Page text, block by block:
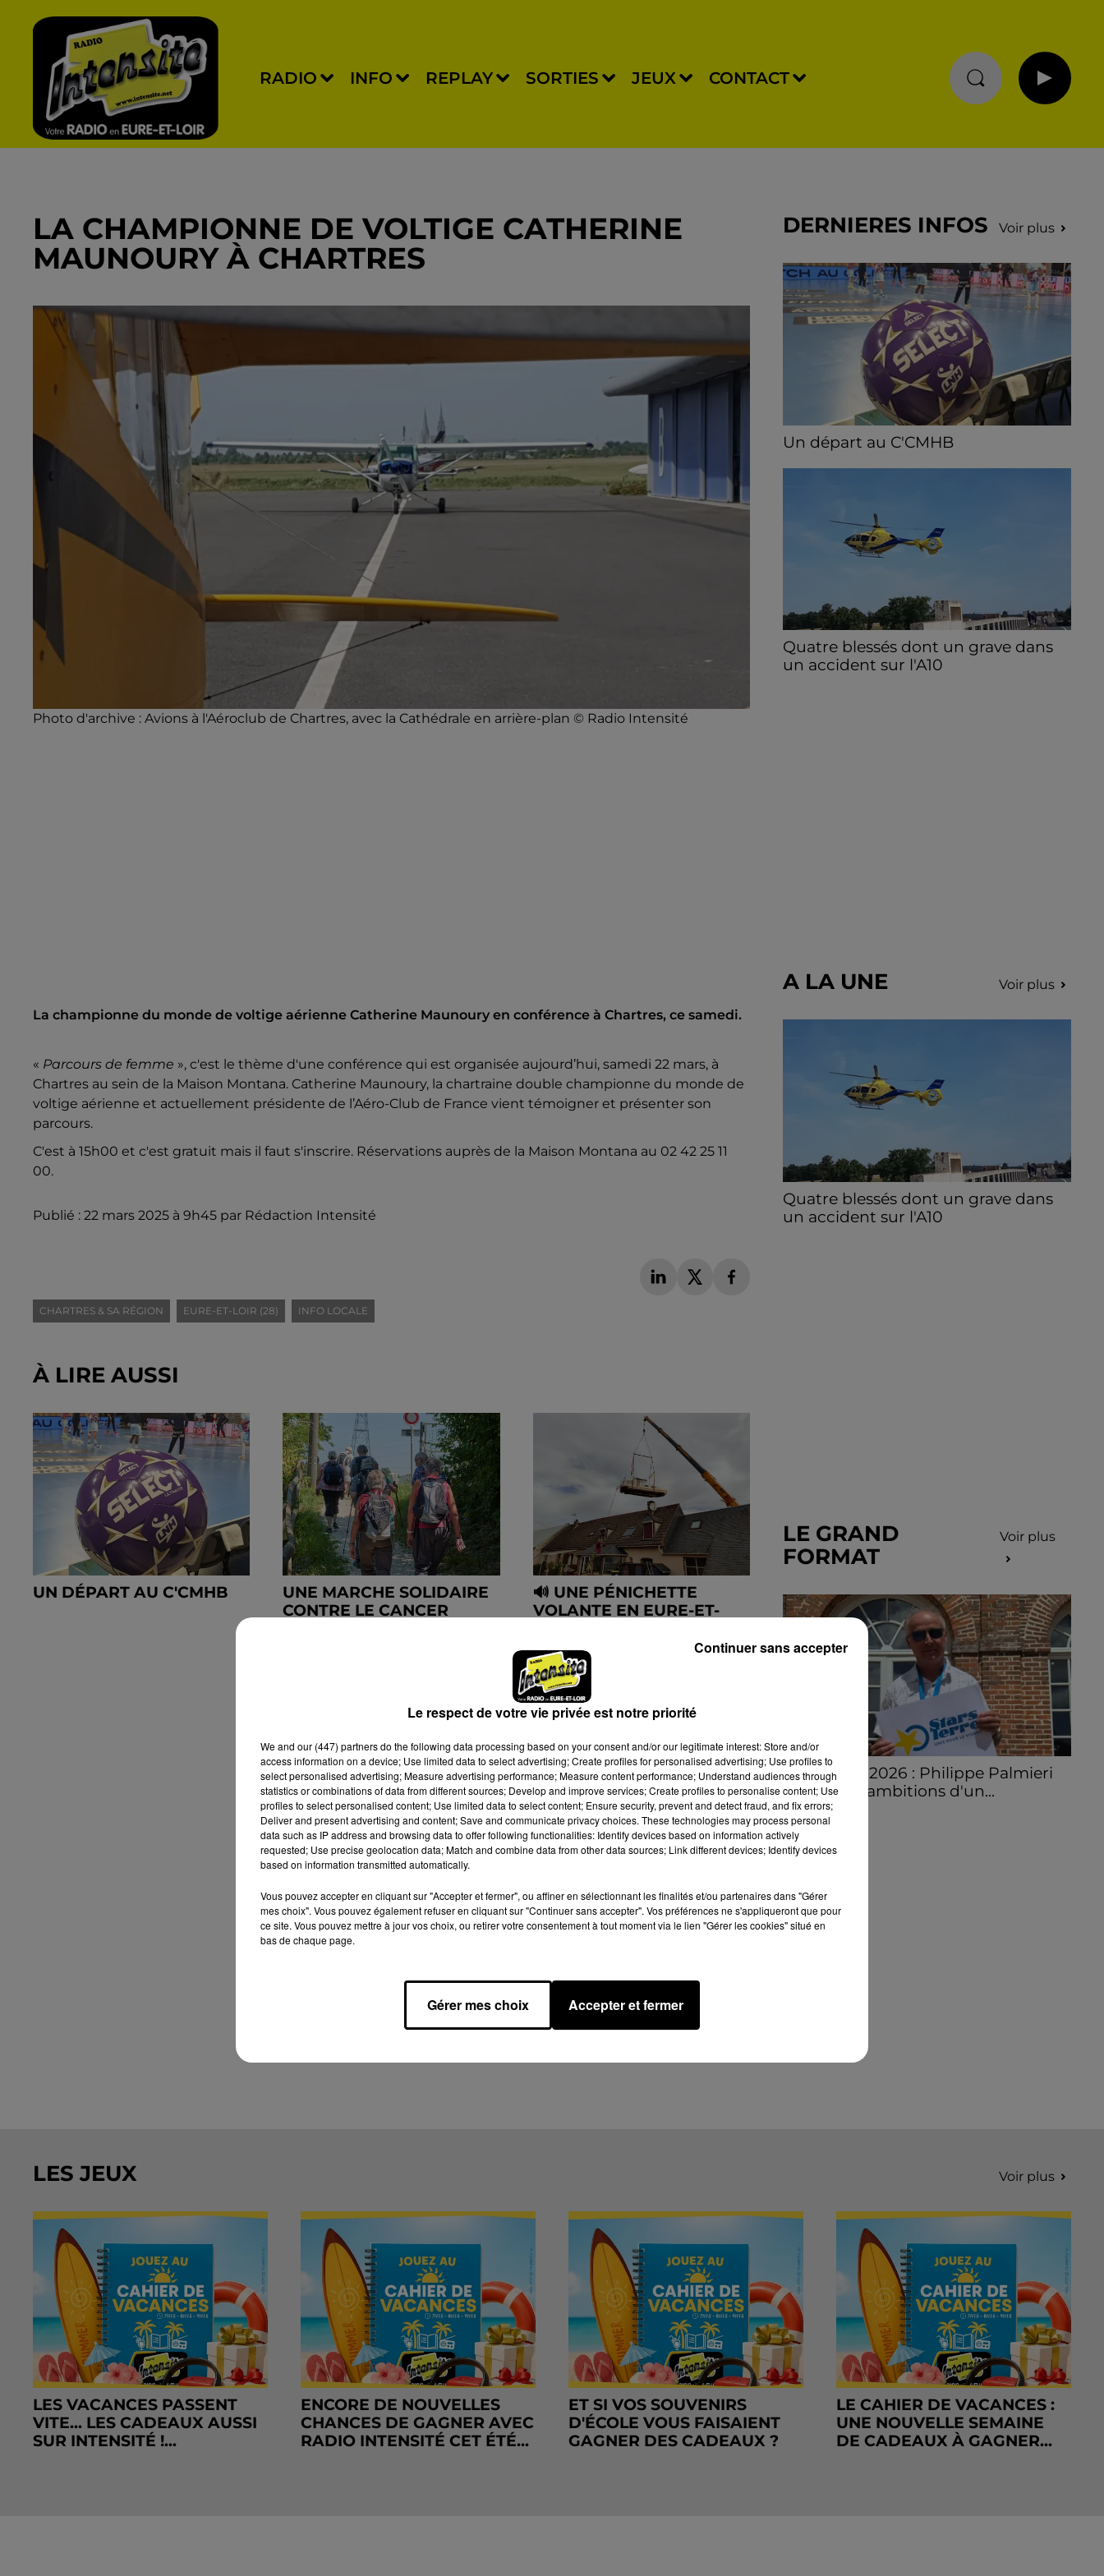
RADIO INFO REPLAY SORTIES JEUX CONTACT
LA CHAMPIONNE DE VOLTIGE CATHERINE
MAUNOURY À CHARTRES
Photo d'archive : Avions à l'Aéroclub de Chartres, avec la Cathédrale en arrière-plan © Radio Intensité
La championne du monde de voltige aérienne Catherine Maunoury en conférence à Chartres, ce samedi.
« Parcours de femme », c'est le thème d'une conférence qui est organisée aujourd’hui, samedi 22 mars, à
Chartres au sein de la Maison Montana. Catherine Maunoury, la chartraine double championne du monde de
voltige aérienne et actuellement présidente de l’Aéro-Club de France vient témoigner et présenter son
parcours.
C'est à 15h00 et c'est gratuit mais il faut s'inscrire. Réservations auprès de la Maison Montana au 02 42 25 11
00.
Publié : 22 mars 2025 à 9h45 par Rédaction Intensité
CHARTRES & SA RÉGION EURE-ET-LOIR (28) INFO LOCALE
À LIRE AUSSI
UN DÉPART AU C'CMHB
UNE MARCHE SOLIDAIRE
CONTRE LE CANCER
🔊 UNE PÉNICHETTE
VOLANTE EN EURE-ET-
DERNIERES INFOS Voir plus
Un départ au C'CMHB
Quatre blessés dont un grave dans
un accident sur l'A10
A LA UNE Voir plus
Quatre blessés dont un grave dans
un accident sur l'A10
LE GRAND
FORMAT
Voir plus
Stars'Terre 2026 : Philippe Palmieri
dévoile les ambitions d'un...
À quelques semaines de la première
édition de Stars'Terre, organisée du 18 au 20
septembre 2026 au Château de Courtalain,
LES JEUX Voir plus
LES VACANCES PASSENT
VITE... LES CADEAUX AUSSI
SUR INTENSITÉ !...
ENCORE DE NOUVELLES
CHANCES DE GAGNER AVEC
RADIO INTENSITÉ CET ÉTÉ...
ET SI VOS SOUVENIRS
D'ÉCOLE VOUS FAISAIENT
GAGNER DES CADEAUX ?
LE CAHIER DE VACANCES :
UNE NOUVELLE SEMAINE
DE CADEAUX À GAGNER...
Le respect de votre vie privée est notre priorité
We and our (447) partnersdo the following data processing based on your consent and/or our legitimate interest: Store and/or
access information on a device; Use limited data to select advertising; Create profiles for personalised advertising; Use profiles to
select personalised advertising; Measure advertising performance; Measure content performance; Understand audiences through
statistics or combinations of data from different sources; Develop and improve services; Create profiles to personalise content; Use
profiles to select personalised content; Use limited data to select content; Ensure security, prevent and detect fraud, and fix errors;
Deliver and present advertising and content; Save and communicate privacy choices. These technologies may process personal
data such as IP address and browsing data to offer following functionalities: Identify devices based on information actively
requested; Use precise geolocation data; Match and combine data from other data sources; Link different devices; Identify devices
based on information transmitted automatically.
Vous pouvez accepter en cliquant sur "Accepter et fermer", ou affiner en sélectionnant les finalités et/ou partenaires dans "Gérer
mes choix". Vous pouvez également refuser en cliquant sur "Continuer sans accepter". Vos préférences ne s'appliqueront que pour
ce site. Vous pouvez mettre à jour vos choix, ou retirer votre consentement à tout moment via le lien "Gérer les cookies" situé en
bas de chaque page.
Gérer mes choix Accepter et fermer
Continuer sans accepter